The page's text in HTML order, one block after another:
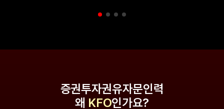
증권투자권유자문인력
왜 KFO인가요?